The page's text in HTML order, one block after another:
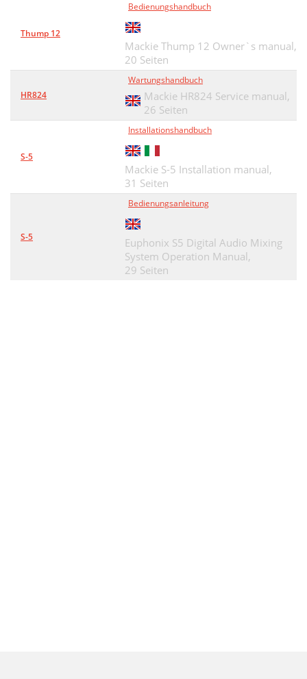
Thump 12
Bedienungshandbuch
Mackie Thump 12 Owner`s manual,
20 Seiten
HR824
Wartungshandbuch
Mackie HR824 Service manual,
26 Seiten
S-5
Installationshandbuch
Mackie S-5 Installation manual,
31 Seiten
S-5
Bedienungsanleitung
Euphonix S5 Digital Audio Mixing
System Operation Manual,
29 Seiten